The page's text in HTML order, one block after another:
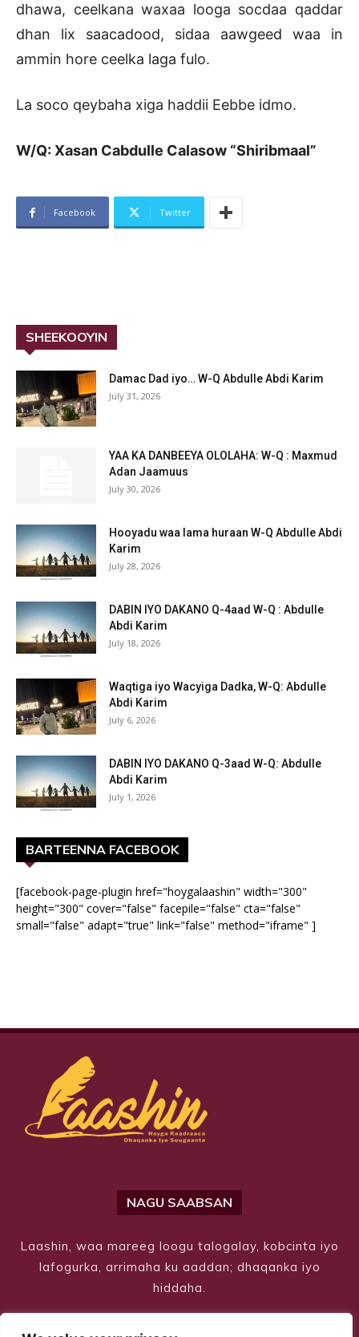
dhawa, ceelkana waxaa looga socdaa qaddar
dhan lix saacadood, sidaa aawgeed waa in
ammin hore ceelka laga fulo.
La soco qeybaha xiga haddii Eebbe idmo.
W/Q: Xasan Cabdulle Calasow “Shiribmaal”
Facebook Twitter
SHEEKOOYIN
Damac Dad iyo… W-Q Abdulle Abdi Karim
July 31, 2026
YAA KA DANBEEYA OLOLAHA: W-Q : Maxmud
Adan Jaamuus
July 30, 2026
Hooyadu waa lama huraan W-Q Abdulle Abdi
Karim
July 28, 2026
DABIN IYO DAKANO Q-4aad W-Q : Abdulle
Abdi Karim
July 18, 2026
Waqtiga iyo Wacyiga Dadka, W-Q: Abdulle
Abdi Karim
July 6, 2026
DABIN IYO DAKANO Q-3aad W-Q: Abdulle
Abdi Karim
July 1, 2026
BARTEENNA FACEBOOK
[facebook-page-plugin href="hoygalaashin" width="300"
height="300" cover="false" facepile="false" cta="false"
small="false" adapt="true" link="false" method="iframe" ]
NAGU SAABSAN
Laashin, waa mareeg loogu talogalay, kobcinta iyo
lafogurka, arrimaha ku aaddan; dhaqanka iyo
hiddaha.